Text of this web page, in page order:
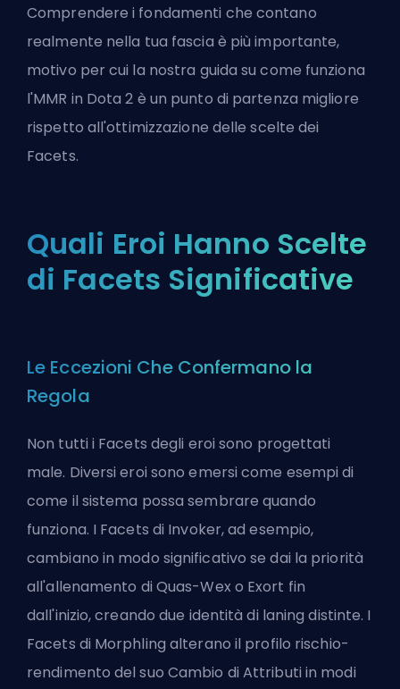
Comprendere i fondamenti che contano
realmente nella tua fascia è più importante,
motivo per cui la nostra guida sucome funziona
l'MMR in Dota 2 è un punto di partenza migliore
rispetto all'ottimizzazione delle scelte dei
Facets.
Quali Eroi Hanno Scelte
di Facets Significative
Le Eccezioni Che Confermano la
Regola
Non tutti i Facets degli eroi sono progettati
male. Diversi eroi sono emersi come esempi di
come il sistema possa sembrare quando
funziona. I Facets di Invoker, ad esempio,
cambiano in modo significativo se dai la priorità
all'allenamento di Quas-Wex o Exort fin
dall'inizio, creando due identità di laning distinte. I
Facets di Morphling alterano il profilo rischio-
rendimento del suo Cambio di Attributi in modi